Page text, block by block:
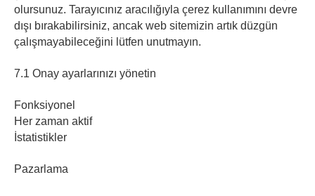
olursunuz. Tarayıcınız aracılığıyla çerez kullanımını devre
dışı bırakabilirsiniz, ancak web sitemizin artık düzgün
çalışmayabileceğini lütfen unutmayın.
7.1 Onay ayarlarınızı yönetin
Fonksiyonel
Her zaman aktif
İstatistikler
Pazarlama